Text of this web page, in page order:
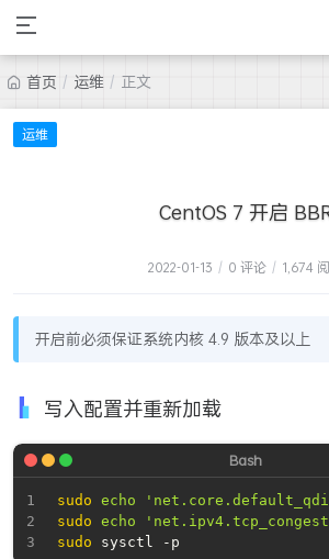
首页 / 运维 / 正文
运维
CentOS 7 开启
2022-01-13 / 0 评论 / 1,674
开启前必须保证系统内核 4.9 版本及以上
写入配置并重新加载
sudo echo
sudo echo
sudo